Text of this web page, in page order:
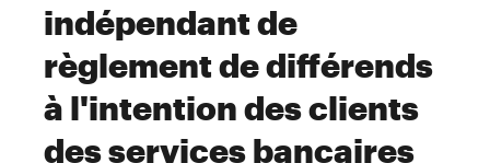
indépendant de
règlement de différends
à l'intention des clients
des services bancaires